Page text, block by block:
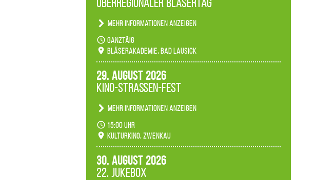
unserer Fachbereiche.
Überregionaler Bläsertag
Mehr Informationen anzeigen
Teilnahme der Bläserklassen.
ganztäig
Bläserakademie, Bad Lausick
29. August 2026
Kino-Straßen-Fest
Mehr Informationen anzeigen
Konzert unserer Zwenkauer Schüler und
Schülerinnen zum Fest des Kulturkinos.
15:00 Uhr
Kulturkino, Zwenkau
30. August 2026
22. Jukebox